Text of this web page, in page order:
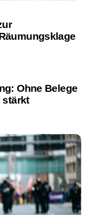
Ohne Belege
stärkt